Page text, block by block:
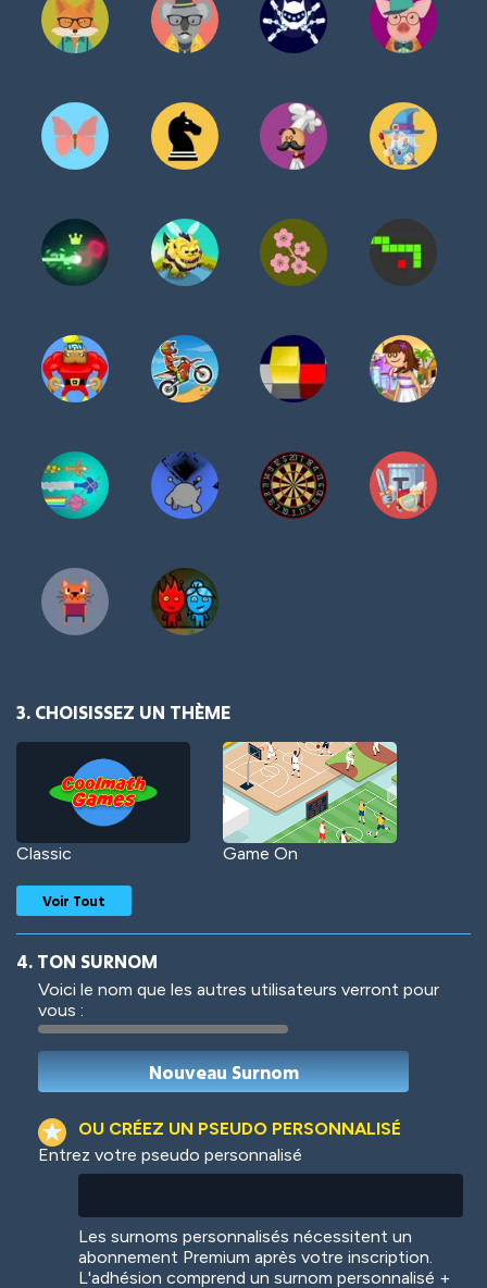
3. CHOISISSEZ UN THÈME
Classic Game On
Woof
Colorful
Voir Tout
4. TON SURNOM
Voici le nom que les autres utilisateurs verront pour
vous :
OU CRÉEZ UN PSEUDO PERSONNALISÉ
Entrez votre pseudo personnalisé
Les surnoms personnalisés nécessitent un
abonnement Premium après votre inscription.
L'adhésion comprend un surnom personnalisé +